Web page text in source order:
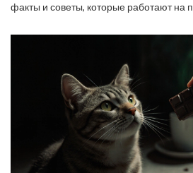
факты и советы, которые работают на